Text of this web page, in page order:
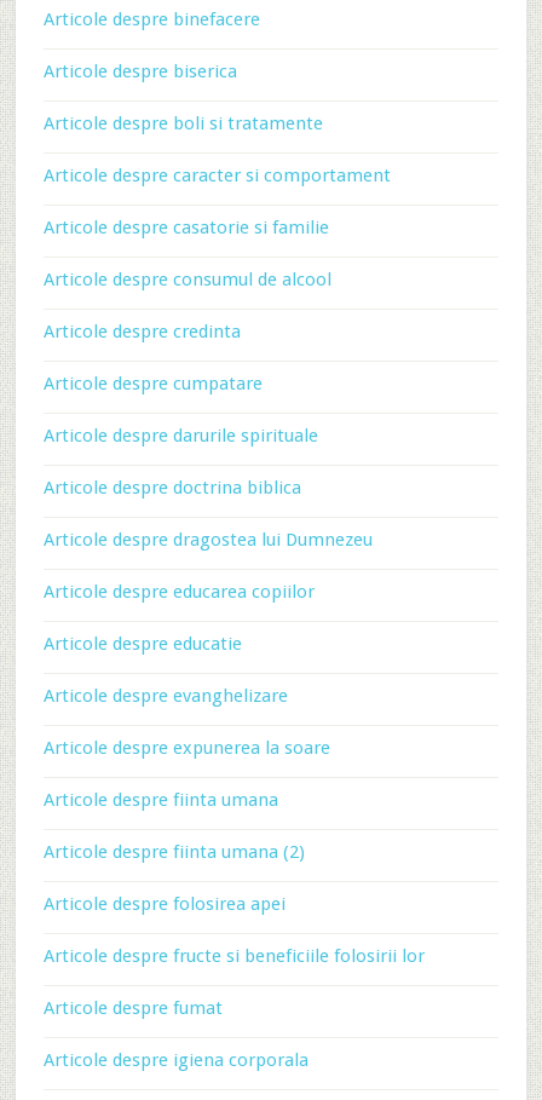
Articole despre binefacere
Articole despre biserica
Articole despre boli si tratamente
Articole despre caracter si comportament
Articole despre casatorie si familie
Articole despre consumul de alcool
Articole despre credinta
Articole despre cumpatare
Articole despre darurile spirituale
Articole despre doctrina biblica
Articole despre dragostea lui Dumnezeu
Articole despre educarea copiilor
Articole despre educatie
Articole despre evanghelizare
Articole despre expunerea la soare
Articole despre fiinta umana
Articole despre fiinta umana (2)
Articole despre folosirea apei
Articole despre fructe si beneficiile folosirii lor
Articole despre fumat
Articole despre igiena corporala